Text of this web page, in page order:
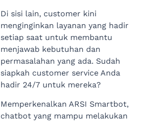
Di sisi lain, customer kini
menginginkan layanan yang hadir
setiap saat untuk membantu
menjawab kebutuhan dan
permasalahan yang ada. Sudah
siapkah customer service Anda
hadir 24/7 untuk mereka?
Memperkenalkan ARSI Smartbot,
chatbot yang mampu melakukan